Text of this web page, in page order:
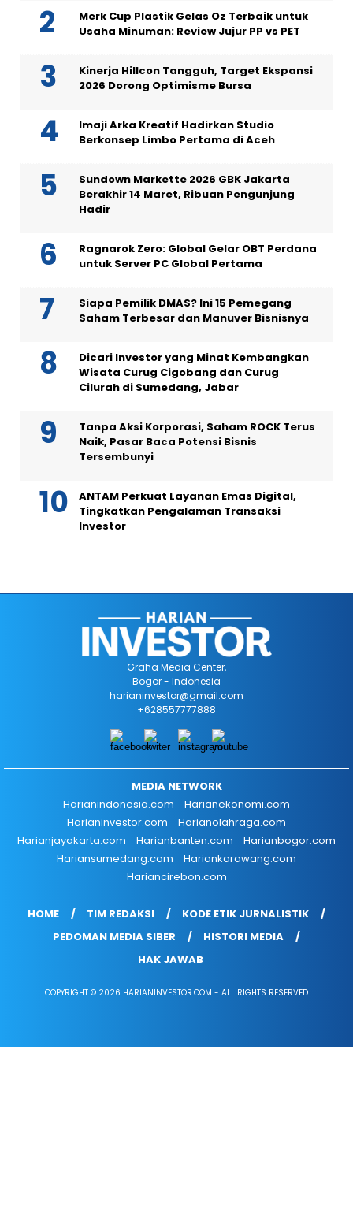
Merk Cup Plastik Gelas Oz Terbaik untuk
Usaha Minuman: Review Jujur PP vs PET
Kinerja Hillcon Tangguh, Target Ekspansi
2026 Dorong Optimisme Bursa
Imaji Arka Kreatif Hadirkan Studio
Berkonsep Limbo Pertama di Aceh
Sundown Markette 2026 GBK Jakarta
Berakhir 14 Maret, Ribuan Pengunjung
Hadir
Ragnarok Zero: Global Gelar OBT Perdana
untuk Server PC Global Pertama
Siapa Pemilik DMAS? Ini 15 Pemegang
Saham Terbesar dan Manuver Bisnisnya
Dicari Investor yang Minat Kembangkan
Wisata Curug Cigobang dan Curug
Cilurah di Sumedang, Jabar
Tanpa Aksi Korporasi, Saham ROCK Terus
Naik, Pasar Baca Potensi Bisnis
Tersembunyi
ANTAM Perkuat Layanan Emas Digital,
Tingkatkan Pengalaman Transaksi
Investor
Graha Media Center,
Bogor - Indonesia
harianinvestor@gmail.com
+628557777888
MEDIA NETWORK
Harianindonesia.com
Harianekonomi.com
Harianinvestor.com
Harianolahraga.com
Harianjayakarta.com
Harianbanten.com
Harianbogor.com
Hariansumedang.com
Hariankarawang.com
Hariancirebon.com
HOME TIM REDAKSI
KODE ETIK JURNALISTIK
PEDOMAN MEDIA SIBER
HISTORI MEDIA
HAK JAWAB
COPYRIGHT © 2026 HARIANINVESTOR.COM - ALL RIGHTS RESERVED